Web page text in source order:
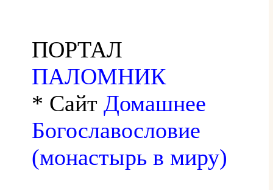
ПОРТАЛ
ПАЛОМНИК
* Сайт Домашнее
Богославословие
(монастырь в миру)